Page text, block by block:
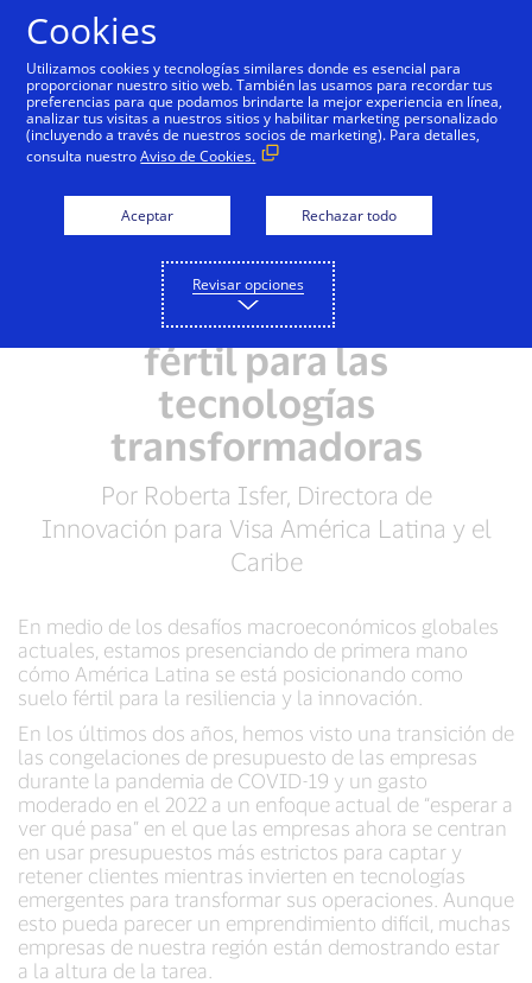
América Latina es suelo
fértil para las
tecnologías
transformadoras
Por Roberta Isfer, Directora de
Innovación para Visa América Latina y el
Caribe
En medio de los desafíos macroeconómicos globales
actuales, estamos presenciando de primera mano
cómo América Latina se está posicionando como
suelo fértil para la resiliencia y la innovación.
En los últimos dos años, hemos visto una transición de
las congelaciones de presupuesto de las empresas
durante la pandemia de COVID-19 y un gasto
moderado en el 2022 a un enfoque actual de “esperar a
ver qué pasa” en el que las empresas ahora se centran
en usar presupuestos más estrictos para captar y
retener clientes mientras invierten en tecnologías
emergentes para transformar sus operaciones. Aunque
esto pueda parecer un emprendimiento difícil, muchas
empresas de nuestra región están demostrando estar
a la altura de la tarea.
Cookies
Utilizamos cookies y tecnologías similares donde es esencial para
proporcionar nuestro sitio web. También las usamos para recordar tus
preferencias para que podamos brindarte la mejor experiencia en línea,
analizar tus visitas a nuestros sitios y habilitar marketing personalizado
(incluyendo a través de nuestros socios de marketing). Para detalles,
consulta nuestroAviso de Cookies.
Aceptar Rechazar todo
Revisar opciones